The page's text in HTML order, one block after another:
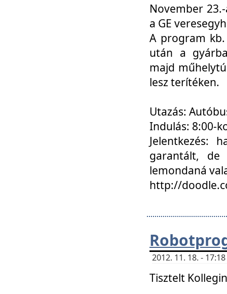
November
a GE
A program
után a
majd
lesz terítéken.
Utazás:
Indulás: 8:00-
Jelentkezés:
garantált, de
lemondaná
http://
2012. 11. 18. -
Tisztelt